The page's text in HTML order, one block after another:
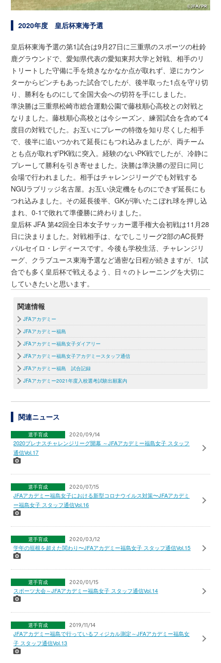
2020年度 皇后杯東海予選
皇后杯東海予選の第1試合は9月27日に三重県のスポーツの杜鈴
鹿グラウンドで、愛知県代表の愛知東邦大学と対戦、相手のリ
トリートした守備に手を焼きなかなか点が取れず、逆にカウン
ターからピンチもあった試合でしたが、後半取った1点を守り切
り、勝利をものにして全国大会への切符を手にしました。
準決勝は三重県松崎市総合運動公園で藤枝順心高校との対戦と
なりました。藤枝順心高校とは今シーズン、練習試合を含めて4
度目の対戦でした。お互いにプレーの特徴を知り尽くした相手
で、後半に追いつかれて延長にもつれ込みましたが、両チーム
とも点が取れずPK戦に突入。経験のないPK戦でしたが、冷静に
プレーして勝利を引き寄せました。決勝は準決勝の翌日に同じ
会場で行われました。相手はチャレンジリーグでも対戦する
NGUラブリッジ名古屋。お互い決定機をものにできず延長にも
つれ込みました。その延長後半、GKが弾いたこぼれ球を押し込
まれ、0-1で敗れて準優勝に終わりました。
皇后杯 JFA 第42回全日本女子サッカー選手権大会初戦は11月28
日に決まりました。対戦相手は、なでしこリーグ2部のAC長野
パルセイロ・レディースです。今後も学校生活、チャレンジリ
ーグ、クラブユース東海予選など過密な日程が続きますが、1試
合でも多く皇后杯で戦えるよう、日々のトレーニングを大切に
していきたいと思います。
関連情報
JFAアカデミー
JFAアカデミー福島
JFAアカデミー福島女子ダイアリー
JFAアカデミー福島女子アカデミースタッフ通信
JFAアカデミー福島 試合記録
JFAアカデミー2021年度入校選考試験出願案内
関連ニュース
選手育成 2020/09/14
2020プレナスチャレンジリーグ開幕 ～JFAアカデミー福島女子 スタッフ
通信Vol.17
選手育成 2020/07/15
JFAアカデミー福島女子における新型コロナウイルス対策〜JFAアカデミ
ー福島女子 スタッフ通信Vol.16
選手育成 2020/03/12
学年の垣根を超えた関わり〜JFAアカデミー福島女子 スタッフ通信Vol.15
選手育成 2020/01/15
スポーツ大会～JFAアカデミー福島女子 スタッフ通信Vol.14
選手育成 2019/11/14
JFAアカデミー福島で行っているフィジカル測定～JFAアカデミー福島女
子 スタッフ通信Vol.13